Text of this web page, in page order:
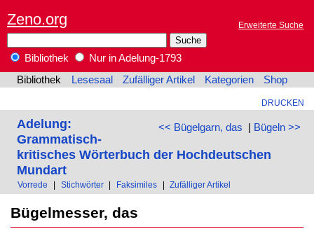
Zeno.org Erweiterte Suche
Bibliothek
Nur in Adelung-1793
Bibliothek
Lesesaal Zufälliger Artikel Kategorien Shop
DRUCKEN
<< Bügelgarn, das | Bügeln >>
Adelung:
Grammatisch-
kritisches Wörterbuch der Hochdeutschen
Mundart
Vorrede Stichwörter Faksimiles Zufälliger Artikel
Bügelmesser, das